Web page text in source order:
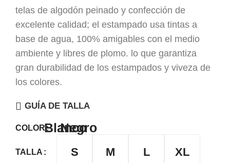
telas de algodón peinado y confección de
excelente calidad; el estampado usa tintas a
base de agua, 100% amigables con el medio
ambiente y libres de plomo. lo que garantiza
gran durabilidad de los estampados y viveza de
los colores.
GUÍA DE TALLA
COLORBlanco
Negro
TALLA S M L XL